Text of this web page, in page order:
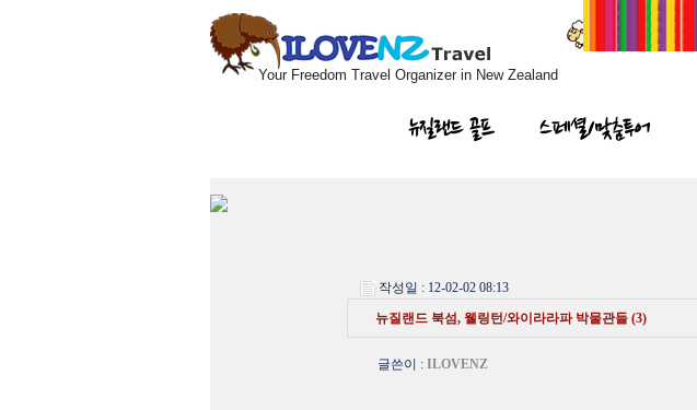
Your Freedom Travel Organizer in New Zealand
뉴질랜드 골프 스페셜/맞춤투어
작성일 : 12-02-02 08:13
뉴질랜드 북섬, 웰링턴/와이라라파 박물관들 (3)
글쓴이 : ILOVENZ